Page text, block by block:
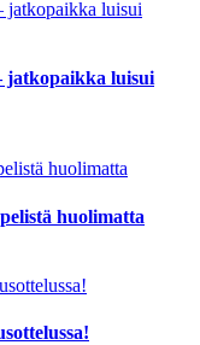
jatkopaikka luisui
huolimatta